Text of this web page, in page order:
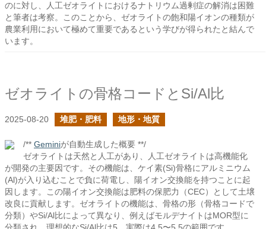
のに対し、人工ゼオライトにおけるナトリウム過剰症の解消は困難
と筆者は考察。このことから、ゼオライトの飽和陽イオンの種類が
農業利用において極めて重要であるという学びが得られたと結んで
います。
ゼオライトの骨格コードとSi/Al比
2025-08-20 堆肥・肥料 地形・地質
/** Geminiが自動生成した概要 **/
ゼオライトは天然と人工があり、人工ゼオライトは高機能化
が開発の主要因です。その機能は、ケイ素(Si)骨格にアルミニウム
(Al)が入り込むことで負に荷電し、陽イオン交換能を持つことに起
因します。この陽イオン交換能は肥料の保肥力（CEC）として土壌
改良に貢献します。ゼオライトの機能は、骨格の形（骨格コードで
分類）やSi/Al比によって異なり、例えばモルデナイトはMOR型に